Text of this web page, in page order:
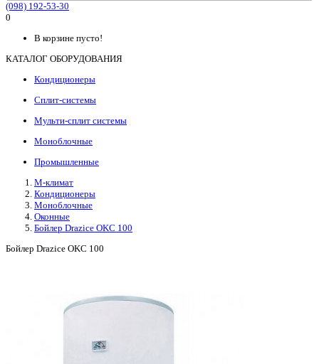
(098) 192-53-30
0
В корзине пусто!
КАТАЛОГ ОБОРУДОВАНИЯ
Кондиционеры
Сплит-системы
Мульти-сплит системы
Моноблочные
Промышленные
М-климат
Кондиционеры
Моноблочные
Оконные
Бойлер Drazice OKC 100
Бойлер Drazice OKC 100